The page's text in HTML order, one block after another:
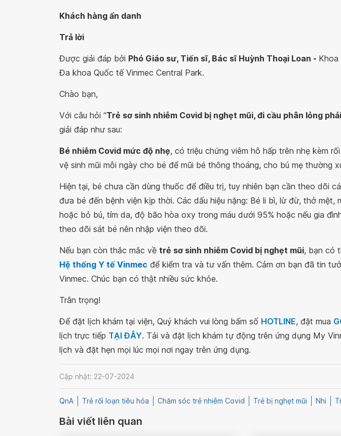
Khách hàng ẩn danh
Trả lời
Được giải đáp bởi Phó Giáo sư, Tiến sĩ, Bác sĩ Huỳnh Thoại Loan - Khoa
Đa khoa Quốc tế Vinmec Central Park.
Chào bạn,
Với câu hỏi “Trẻ sơ sinh nhiễm Covid bị nghẹt mũi, đi cầu phân lỏng
giải đáp như sau:
Bé nhiễm Covid mức độ nhẹ, có triệu chứng viêm hô hấp trên nhẹ kèm
vệ sinh mũi mỗi ngày cho bé để mũi bé thông thoáng, cho bú mẹ thường
Hiện tại, bé chưa cần dùng thuốc để điều trị, tuy nhiên bạn cần theo dõi
đưa bé đến bệnh viện kịp thời. Các dấu hiệu nặng: Bé li bì, lừ đừ, thở mệt,
hoặc bỏ bú, tím da, độ bão hòa oxy trong máu dưới 95% hoặc nếu gia
theo dõi sát bé nên nhập viện theo dõi.
Nếu bạn còn thắc mắc về trẻ sơ sinh nhiễm Covid bị nghẹt mũi, bạn có
Hệ thống Y tế Vinmec để kiểm tra và tư vấn thêm. Cảm ơn bạn đã tin
Vinmec. Chúc bạn có thật nhiều sức khỏe.
Trân trọng!
Để đặt lịch khám tại viện, Quý khách vui lòng bấm số HOTLINE, đặt mua
lịch trực tiếp TẠI ĐÂY. Tải và đặt lịch khám tự động trên ứng dụng My
lịch và đặt hẹn mọi lúc mọi nơi ngay trên ứng dụng.
Cập nhật: 22-07-2024
QnA Trẻ rối loạn tiêu hóa Chăm sóc trẻ nhiễm Covid Trẻ bị nghẹt mũi Nhi
Bài viết liên quan